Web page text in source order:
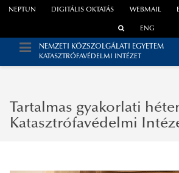
WEBMAIL
NEPTUN DIGITÁLIS OKTATÁS
ENG
NEMZETI KÖZSZOLGÁLATI EGYETEM
KATASZTRÓFAVÉDELMI INTÉZET
Tartalmas gyakorlati
Katasztrófavédelmi